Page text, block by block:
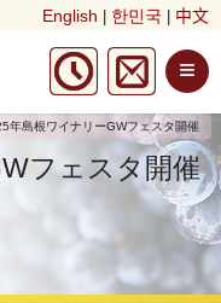
English 한민국 中文
≡
年島根ワイナリーGWフェスタ開催
フェスタ開催